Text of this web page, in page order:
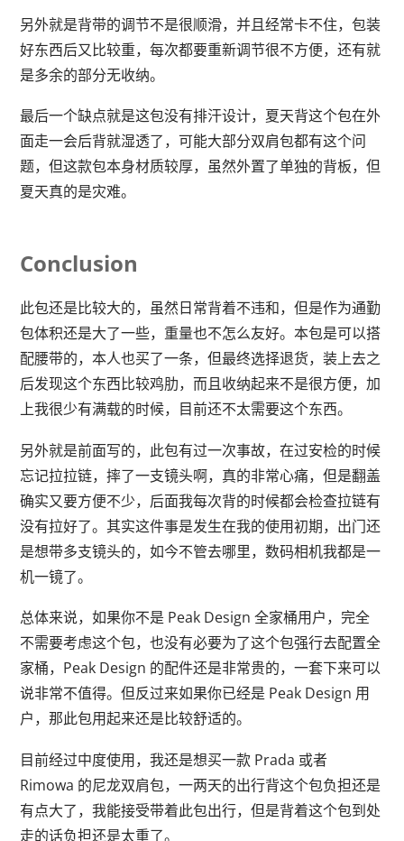
另外就是背带的调节不是很顺滑，并且经常卡不住，包装
好东西后又比较重，每次都要重新调节很不方便，还有就
是多余的部分无收纳。
最后一个缺点就是这包没有排汗设计，夏天背这个包在外
面走一会后背就湿透了，可能大部分双肩包都有这个问
题，但这款包本身材质较厚，虽然外置了单独的背板，但
夏天真的是灾难。
Conclusion
此包还是比较大的，虽然日常背着不违和，但是作为通勤
包体积还是大了一些，重量也不怎么友好。本包是可以搭
配腰带的，本人也买了一条，但最终选择退货，装上去之
后发现这个东西比较鸡肋，而且收纳起来不是很方便，加
上我很少有满载的时候，目前还不太需要这个东西。
另外就是前面写的，此包有过一次事故，在过安检的时候
忘记拉拉链，摔了一支镜头啊，真的非常心痛，但是翻盖
确实又要方便不少，后面我每次背的时候都会检查拉链有
没有拉好了。其实这件事是发生在我的使用初期，出门还
是想带多支镜头的，如今不管去哪里，数码相机我都是一
机一镜了。
总体来说，如果你不是 Peak Design 全家桶用户，完全
不需要考虑这个包，也没有必要为了这个包强行去配置全
家桶，Peak Design 的配件还是非常贵的，一套下来可以
说非常不值得。但反过来如果你已经是 Peak Design 用
户，那此包用起来还是比较舒适的。
目前经过中度使用，我还是想买一款 Prada 或者
Rimowa 的尼龙双肩包，一两天的出行背这个包负担还是
有点大了，我能接受带着此包出行，但是背着这个包到处
走的话负担还是太重了。